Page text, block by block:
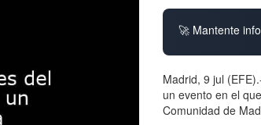
🚀 Mantente
Madrid, 9 jul
un evento en el
Comunidad de